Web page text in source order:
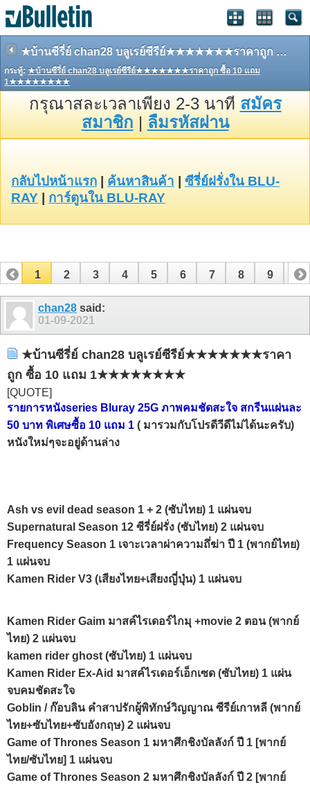
★บ้านซีรี่ย์ chan28 บลูเรย์ซีรีย์★★★★★★★ราคาถูก ซื้อ 10 แถม 1★★★★★★★★
กระทู้: ★บ้านซีรี่ย์ chan28 บลูเรย์ซีรีย์★★★★★★★ราคาถูก ซื้อ 10 แถม
1★★★★★★★★
กรุณาสละเวลาเพียง 2-3 นาที สมัคร
สมาชิก | ลืมรหัสผ่าน
กลับไปหน้าแรก ค้นหาสินค้า
ซีรี่ย์ฝรั่งใน BLU-
RAY
การ์ตูนใน BLU-RAY
1 2 3 4 5 6 7 8 9 10
11 12 13
chan28 said:
01-09-2021
★บ้านซีรี่ย์ chan28 บลูเรย์ซีรีย์★★★★★★★ราคา
ถูก ซื้อ 10 แถม 1★★★★★★★★
[QUOTE]
รายการหนังseries Bluray 25G ภาพคมชัดสะใจ สกรีนแผ่นละ
50 บาท พิเศษซื้อ 10 แถม 1 ( มารวมกับโปรดีวีดีไม่ได้นะครับ)
หนังใหม่ๆจะอยู่ด้านล่าง
Ash vs evil dead season 1 + 2 (ซับไทย) 1 แผ่นจบ
Supernatural Season 12 ซีรี่ย์ฝรั่ง (ซับไทย) 2 แผ่นจบ
Frequency Season 1 เจาะเวลาผ่าความถึ่ฆ่า ปี 1 (พากย์ไทย)
1 แผ่นจบ
Kamen Rider V3 (เสียงไทย+เสียงญี่ปุ่น) 1 แผ่นจบ
Kamen Rider Gaim มาสค์ไรเดอร์ไกมุ +movie 2 ตอน (พากย์
ไทย) 2 แผ่นจบ
kamen rider ghost (ซับไทย) 1 แผ่นจบ
Kamen Rider Ex-Aid มาสค์ไรเดอร์เอ็กเซด (ซับไทย) 1 แผ่น
จบคมชัดสะใจ
Goblin / ก๊อบลิน คำสาปรักผู้พิทักษ์วิญญาณ ซีรีย์เกาหลี (พากย์
ไทย+ซับไทย+ซับอังกฤษ) 2 แผ่นจบ
Game of Thrones Season 1 มหาศึกชิงบัลลังก์ ปี 1 [พากย์
ไทย/ซับไทย] 1 แผ่นจบ
Game of Thrones Season 2 มหาศึกชิงบัลลังก์ ปี 2 [พากย์